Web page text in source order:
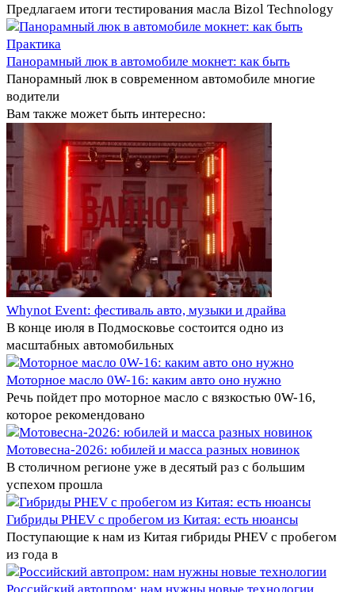
Предлагаем итоги тестирования масла Bizol Technology
Практика
Панорамный люк в автомобиле мокнет: как быть
Панорамный люк в современном автомобиле многие
водители
Вам также может быть интересно:
Whynot Event: фестиваль авто, музыки и драйва
В конце июля в Подмосковье состоится одно из
масштабных автомобильных
Моторное масло 0W-16: каким авто оно нужно
Речь пойдет про моторное масло с вязкостью 0W-16,
которое рекомендовано
Мотовесна-2026: юбилей и масса разных новинок
В столичном регионе уже в десятый раз с большим
успехом прошла
Гибриды PHEV с пробегом из Китая: есть нюансы
Поступающие к нам из Китая гибриды PHEV с пробегом
из года в